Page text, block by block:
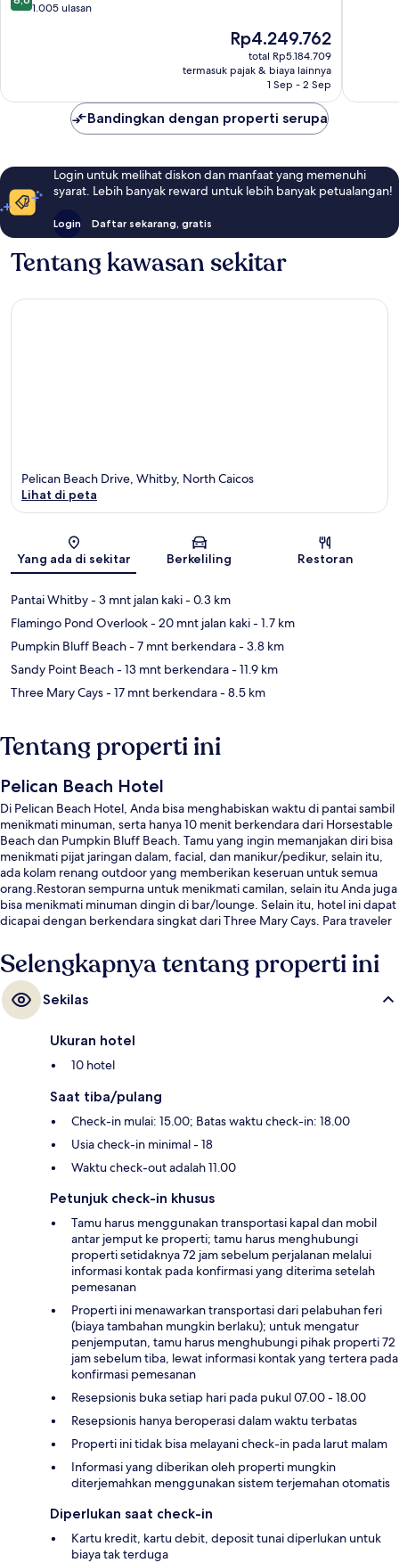
by
dari1.005 ulasan
Harga
sekarang
Rp4.249.762
Rp4.249.762
total Rp5.184.709
termasuk pajak & biaya lainnya
1 Sep - 2 Sep
Bandingkan dengan properti serupa
Login untuk melihat diskon dan manfaat yang memenuhi
syarat. Lebih banyak reward untuk lebih banyak petualangan!
Login Daftar sekarang, gratis
Tentang kawasan sekitar
Peta
Pelican Beach Drive, Whitby, North Caicos
Lihat di peta
Yang ada di sekitar Berkeliling Restoran
Pantai Whitby- 3 mnt jalan kaki- 0.3 km
Flamingo Pond Overlook- 20 mnt jalan kaki- 1.7 km
Pumpkin Bluff Beach- 7 mnt berkendara- 3.8 km
Sandy Point Beach- 13 mnt berkendara- 11.9 km
Three Mary Cays- 17 mnt berkendara- 8.5 km
Tentang properti ini
Pelican Beach Hotel
Di Pelican Beach Hotel, Anda bisa menghabiskan waktu di pantai sambil
menikmati minuman, serta hanya 10 menit berkendara dari Horsestable
Beach dan Pumpkin Bluff Beach. Tamu yang ingin memanjakan diri bisa
menikmati pijat jaringan dalam, facial, dan manikur/pedikur, selain itu,
ada kolam renang outdoor yang memberikan keseruan untuk semua
orang.Restoran sempurna untuk menikmati camilan, selain itu Anda juga
bisa menikmati minuman dingin di bar/lounge. Selain itu, hotel ini dapat
dicapai dengan berkendara singkat dari Three Mary Cays. Para traveler
Selengkapnya tentang properti ini
Sekilas
Ukuran hotel
10 hotel
Saat tiba/pulang
Check-in mulai: 15.00; Batas waktu check-in: 18.00
Usia check-in minimal - 18
Waktu check-out adalah 11.00
Petunjuk check-in khusus
Tamu harus menggunakan transportasi kapal dan mobil
antar jemput ke properti; tamu harus menghubungi
properti setidaknya 72 jam sebelum perjalanan melalui
informasi kontak pada konfirmasi yang diterima setelah
pemesanan
Properti ini menawarkan transportasi dari pelabuhan feri
(biaya tambahan mungkin berlaku); untuk mengatur
penjemputan, tamu harus menghubungi pihak properti 72
jam sebelum tiba, lewat informasi kontak yang tertera pada
konfirmasi pemesanan
Resepsionis buka setiap hari pada pukul 07.00 - 18.00
Resepsionis hanya beroperasi dalam waktu terbatas
Properti ini tidak bisa melayani check-in pada larut malam
Informasi yang diberikan oleh properti mungkin
diterjemahkan menggunakan sistem terjemahan otomatis
Diperlukan saat check-in
Kartu kredit, kartu debit, deposit tunai diperlukan untuk
biaya tak terduga